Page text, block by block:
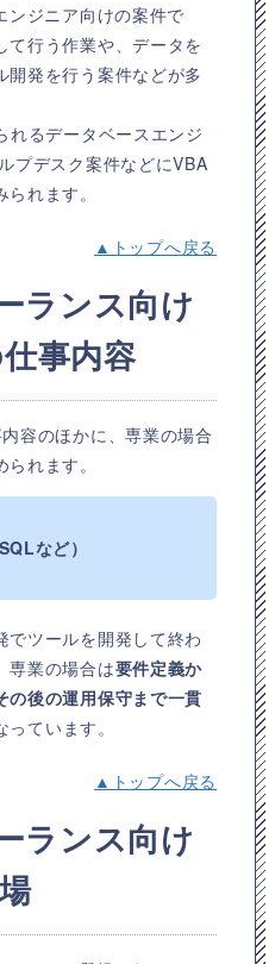
ンジニア向けの案件で
て行う作業や、データを
開発を行う案件などが多
れるデータベースエンジ
プデスク案件などにVBA
れます。
▲トップへ戻る
ランス向け
事内容
容のほかに、専業の場合
れます。
など）
でツールを開発して終わ
専業の場合は要件定義か
の後の運用保守まで一貫
ています。
▲トップへ戻る
ランス向け